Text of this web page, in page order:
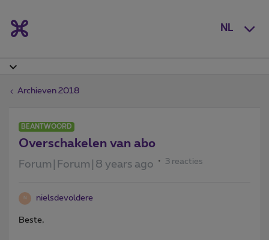
NL
Archieven 2018
BEANTWOORD
Overschakelen van abo
Forum|Forum|8 years ago 3 reacties
N nielsdevoldere
Beste,